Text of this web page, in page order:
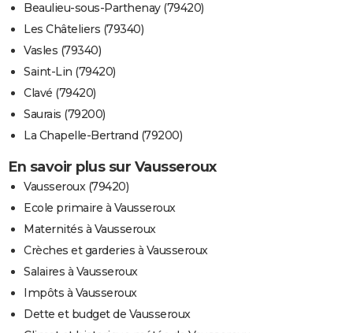
Beaulieu-sous-Parthenay (79420)
Les Châteliers (79340)
Vasles (79340)
Saint-Lin (79420)
Clavé (79420)
Saurais (79200)
La Chapelle-Bertrand (79200)
En savoir plus sur Vausseroux
Vausseroux (79420)
Ecole primaire à Vausseroux
Maternités à Vausseroux
Crèches et garderies à Vausseroux
Salaires à Vausseroux
Impôts à Vausseroux
Dette et budget de Vausseroux